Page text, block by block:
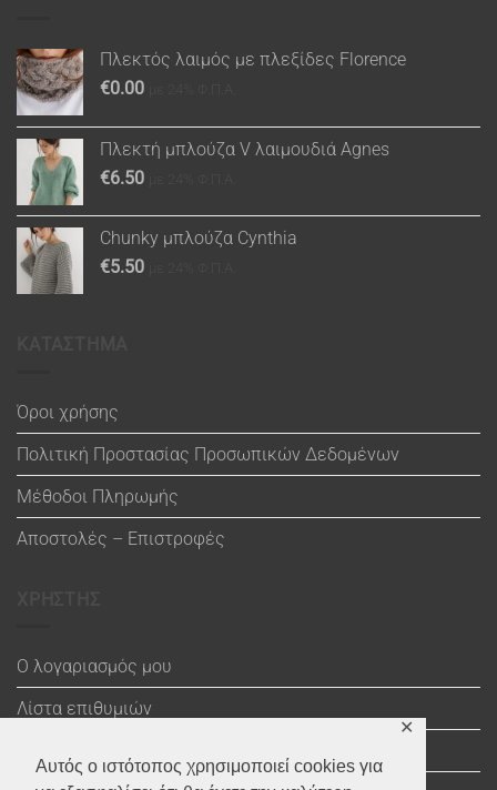
Αυτός ο ιστότοπος χρησιμοποιεί cookies για
✕
Πλεκτός λαιμός με πλεξίδες Florence
€0.00
Πλεκτή μπλούζα V λαιμουδιά Agnes
€6.50
Chunky μπλούζα Cynthia
€5.50
Όροι χρήσης
Πολιτική Προστασίας Προσωπικών Δεδομένων
Μέθοδοι Πληρωμής
Αποστολές – Επιστροφές
Ο λογαριασμός μου
Λίστα επιθυμιών